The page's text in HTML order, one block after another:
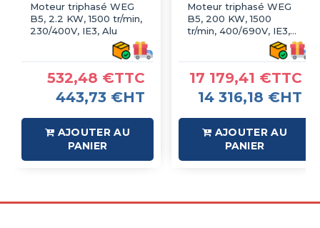
Moteur triphasé WEG
B5, 2.2 KW, 1500 tr/min,
230/400V, IE3, Alu
532,48 €TTC
443,73 €HT
AJOUTER AU
PANIER
Moteur triphasé WEG
B5, 200 KW, 1500
tr/min, 400/690V, IE3,
17 179,41 €TTC
14 316,18 €HT
AJOUTER AU
PANIER